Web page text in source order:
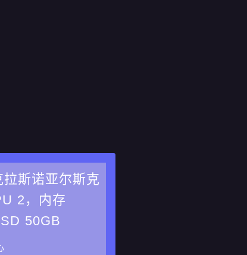
斯诺亚尔斯克
2，内存
50GB